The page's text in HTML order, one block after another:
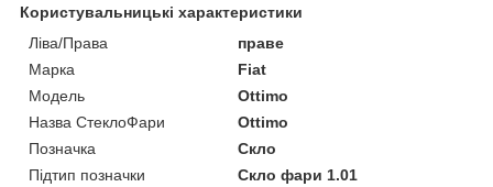
Користувальницькі характеристики
Ліва/Права
праве
Марка
Fiat
Мoдель
Ottimo
Назва СтеклоФари
Ottimo
Позначка
Скло
Підтип позначки
Скло фари 1.01